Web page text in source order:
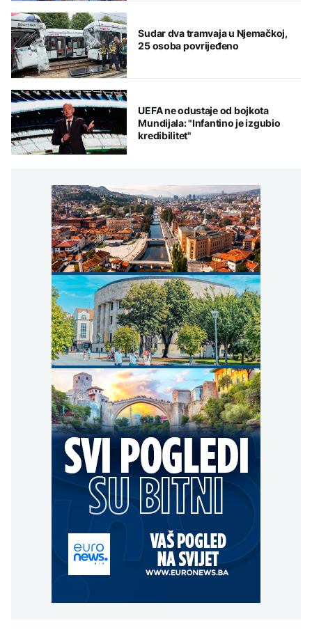
Sudar dva tramvaja u Njemačkoj,
25 osoba povrijeđeno
UEFA ne odustaje od bojkota
Mundijala: "Infantino je izgubio
kredibilitet"